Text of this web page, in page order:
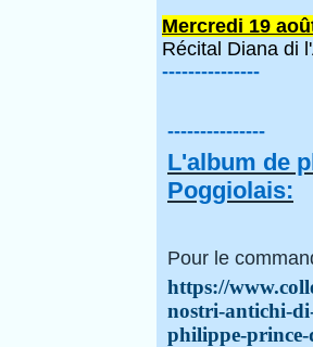
Mercredi 19
Récital Diana di
---------------
---------------
L'album de
Poggiolais:
Pour le
https://
nostri-antichi-
philippe-